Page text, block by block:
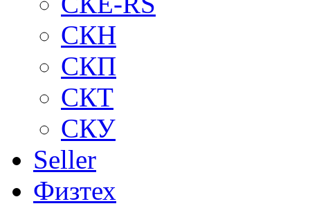
СКН
СКП
СКТ
СКУ
Seller
Физтех